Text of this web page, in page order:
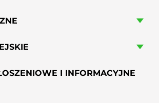
I INFORMACYJNE